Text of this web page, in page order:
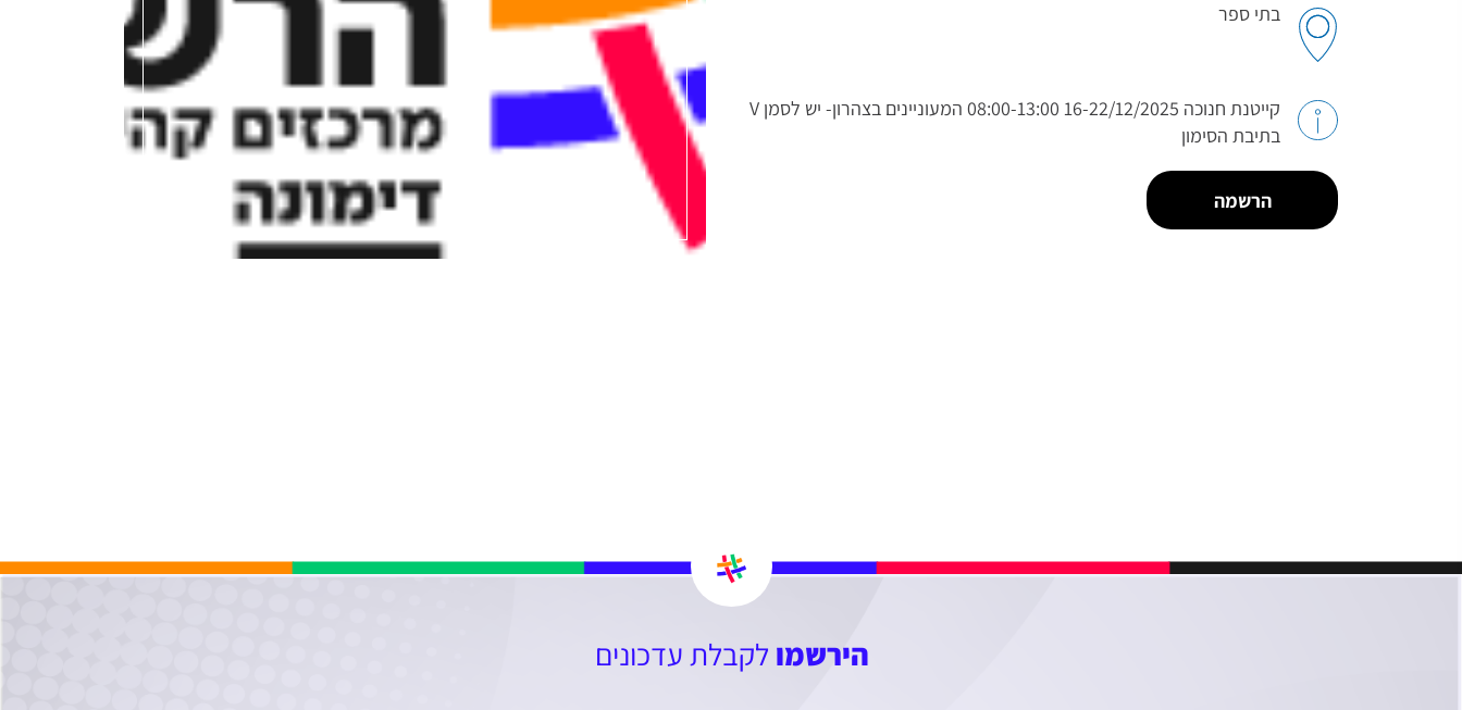
בתי ספר
קייטנת חנוכה 16-22/12/2025 08:00-13:00 המעוניינים בצהרון- יש לסמן V
בתיבת הסימון
הרשמה
הירשמו לקבלת עדכונים